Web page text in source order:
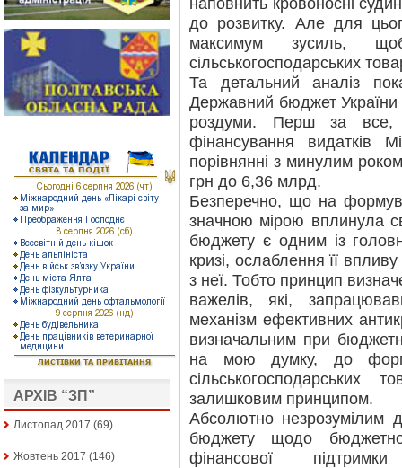
АРХІВ “ЗП”
Листопад 2017 (69)
Жовтень 2017 (146)
наповнить кровоносні
до розвитку. Але для
максимум зусиль, щоб
сільськогосподарських
Та детальний аналіз
Державний бюджет України
роздуми. Перш за все,
фінансування видатків
порівнянні з минулим
грн до 6,36 млрд.
Безперечно, що на
значною мірою вплинула
бюджету є одним із
кризі, ослаблення її
з неї. Тобто принцип
важелів, які,
механізм ефективних
визначальним при
на мою думку, до
сільськогосподарських
залишковим принципом.
Абсолютно незрозумілим
бюджету щодо
фінансової